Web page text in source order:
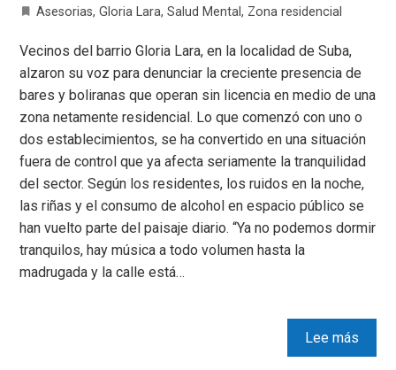
Asesorias,Gloria Lara,Salud Mental, Zona residencial
Vecinos del barrio Gloria Lara, en la localidad de Suba,
alzaron su voz para denunciar la creciente presencia de
bares y boliranas que operan sin licencia en medio de una
zona netamente residencial. Lo que comenzó con uno o
dos establecimientos, se ha convertido en una situación
fuera de control que ya afecta seriamente la tranquilidad
del sector. Según los residentes, los ruidos en la noche,
las riñas y el consumo de alcohol en espacio público se
han vuelto parte del paisaje diario. “Ya no podemos dormir
tranquilos, hay música a todo volumen hasta la
madrugada y la calle está…
Lee más